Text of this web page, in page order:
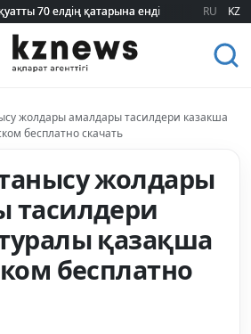
70 елдің қатарына енді
70 елдің қатарына енді RU KZ
жолдары амалдары тасилдери казакша
бесплатно скачать
жолдары
тасилдери
қазақша
бесплатно